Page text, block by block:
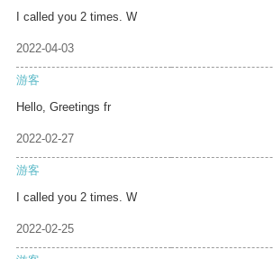
I called you 2 times. W
2022-04-03
游客
Hello, Greetings fr
2022-02-27
游客
I called you 2 times. W
2022-02-25